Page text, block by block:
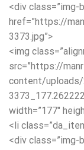
<div class=”img-
href=”https://
3373.jpg”>
<img
src=”https://
content/
width=”177″
<li
<div class=”img-